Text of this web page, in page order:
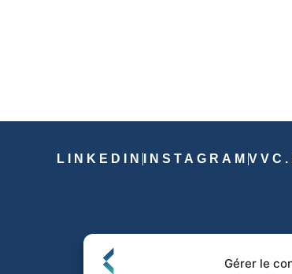
Gérer le
LINKEDIN INSTAGRAM